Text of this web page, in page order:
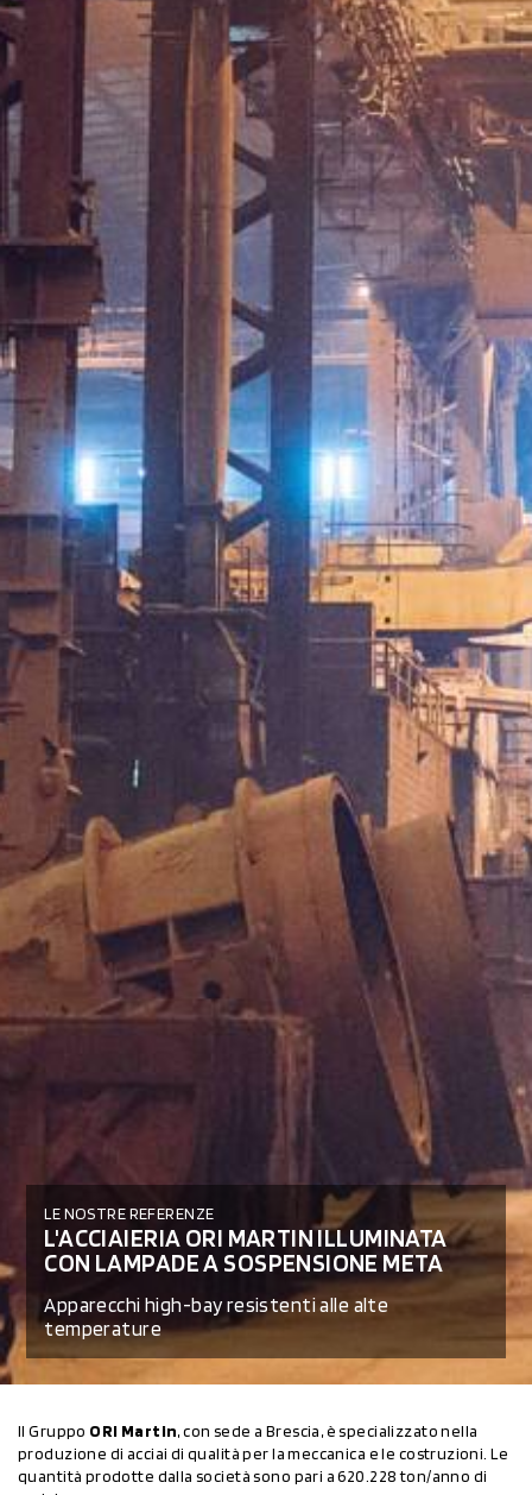
LE NOSTRE REFERENZE
L'ACCIAIERIA ORI MARTIN ILLUMINATA
CON LAMPADE A SOSPENSIONE META
Apparecchi high-bay resistenti alle alte
temperature
Il Gruppo ORI Martin, con sede a Brescia, è specializzato nella
produzione di acciai di qualità per la meccanica e le costruzioni. Le
quantità prodotte dalla società sono pari a 620.228 ton/anno di